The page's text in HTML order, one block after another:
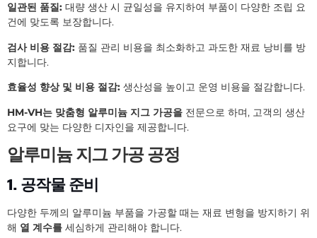
일관된 품질: 대량 생산 시 균일성을 유지하여 부품이 다양한 조립 요
건에 맞도록 보장합니다.
검사 비용 절감: 품질 관리 비용을 최소화하고 과도한 재료 낭비를 방
지합니다.
효율성 향상 및 비용 절감: 생산성을 높이고 운영 비용을 절감합니다.
HM-VH는 맞춤형 알루미늄 지그 가공을 전문으로 하며, 고객의 생산
요구에 맞는 다양한 디자인을 제공합니다.
알루미늄 지그 가공 공정
1. 공작물 준비
다양한 두께의 알루미늄 부품을 가공할 때는 재료 변형을 방지하기 위
해 열 계수를 세심하게 관리해야 합니다.